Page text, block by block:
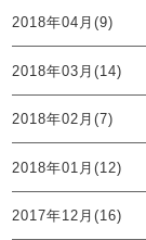
2018年04月(9)
2018年03月(14)
2018年02月(7)
2018年01月(12)
2017年12月(16)